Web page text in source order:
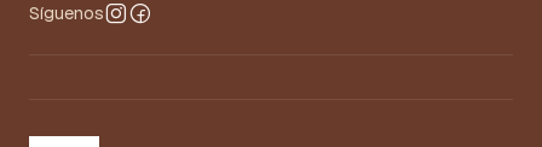
Síguenos